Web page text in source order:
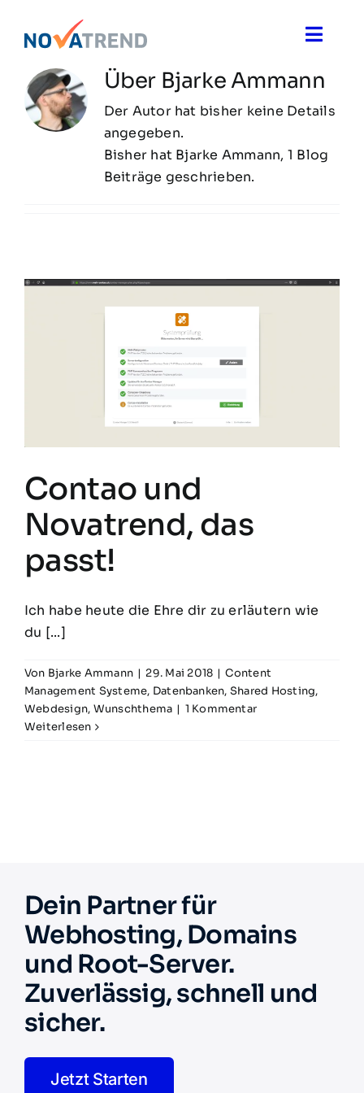
Inhalt
springen
Toggle
Blog
Novatrend News
Über Bjarke Ammann
Der Autor hat bisher keine Details
angegeben.
Bisher hat Bjarke Ammann, 1 Blog
Beiträge geschrieben.
Contao und
Novatrend, das
passt!
Ich habe heute die Ehre dir zu erläutern wie
du [...]
Von Bjarke Ammann | 29. Mai 2018 | Content
Management Systeme, Datenbanken, Shared Hosting,
Webdesign, Wunschthema | 1 Kommentar
Weiterlesen
Dein Partner für
Webhosting, Domains
und Root-Server.
Zuverlässig, schnell und
sicher.
Jetzt Starten